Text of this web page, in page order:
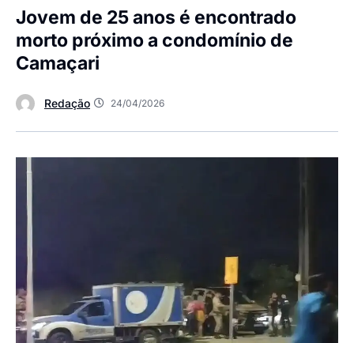
Jovem de 25 anos é encontrado
morto próximo a condomínio de
Camaçari
Redação 24/04/2026